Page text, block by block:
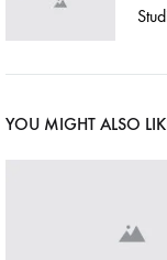
YOU MIGHT ALSO